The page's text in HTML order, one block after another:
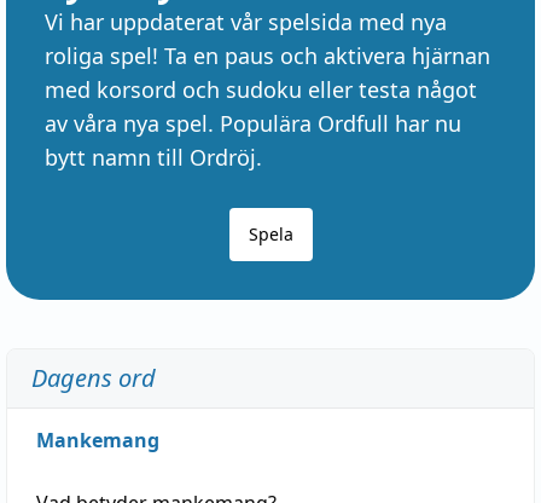
Vi har uppdaterat vår spelsida med nya
roliga spel! Ta en paus och aktivera hjärnan
med korsord och sudoku eller testa något
av våra nya spel. Populära Ordfull har nu
bytt namn till Ordröj.
Spela
Dagens ord
Mankemang